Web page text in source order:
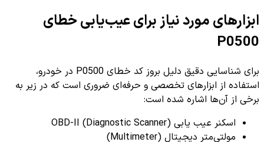
ابزارهای مورد نیاز برای عیب‌یابی خطای
P0500
برای شناسایی دقیق دلیل بروز کد خطای P0500 در خودرو،
استفاده از ابزارهای تخصصی و حرفه‌ای ضروری است که در زیر به
برخی از آن‌ها اشاره شده است:
اسکنر عیب یابی OBD-II (Diagnostic Scanner)
مولتی‌متر دیجیتال (Multimeter)